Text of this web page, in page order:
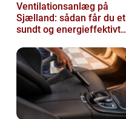
Ventilationsanlæg på
Sjælland: sådan får du et
sundt og energieffektivt